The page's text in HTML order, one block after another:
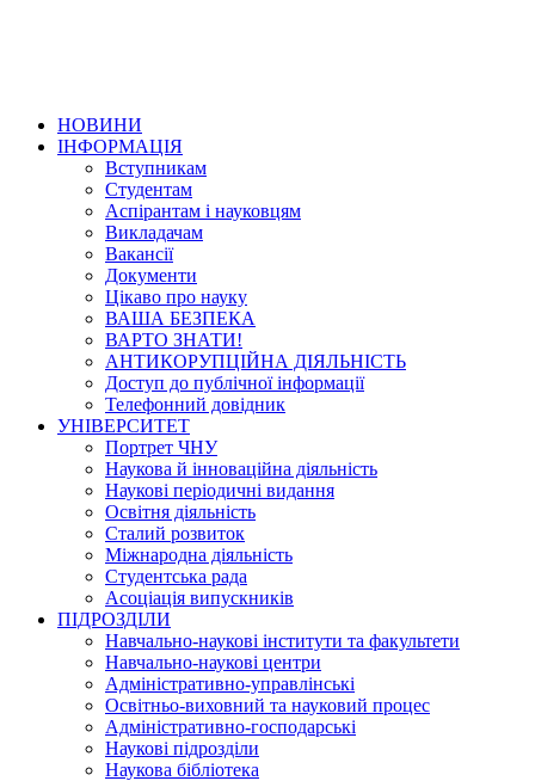
НОВИНИ
ІНФОРМАЦІЯ
Вступникам
Студентам
Аспірантам і науковцям
Викладачам
Вакансії
Документи
Цікаво про науку
ВАША БЕЗПЕКА
ВАРТО ЗНАТИ!
АНТИКОРУПЦІЙНА ДІЯЛЬНІСТЬ
Доступ до публічної інформації
Телефонний довідник
УНІВЕРСИТЕТ
Портрет ЧНУ
Наукова й інноваційна діяльність
Наукові періодичні видання
Освітня діяльність
Сталий розвиток
Міжнародна діяльність
Студентська рада
Асоціація випускників
ПІДРОЗДІЛИ
Навчально-наукові інститути та факультети
Навчально-наукові центри
Адміністративно-управлінські
Освітньо-виховний та науковий процес
Адміністративно-господарські
Наукові підрозділи
Наукова бібліотека